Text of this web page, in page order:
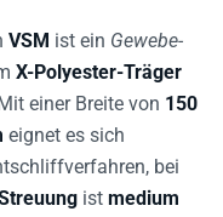
VSM ist ein Gewebe-
X-Polyester-Träger
einer Breite von 150
eignet es sich
bei
ist medium